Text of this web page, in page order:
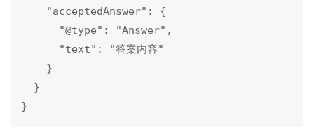
    "acceptedAnswer": {
      "@type": "Answer",
      "text": "答案内容"
    }
  }
}